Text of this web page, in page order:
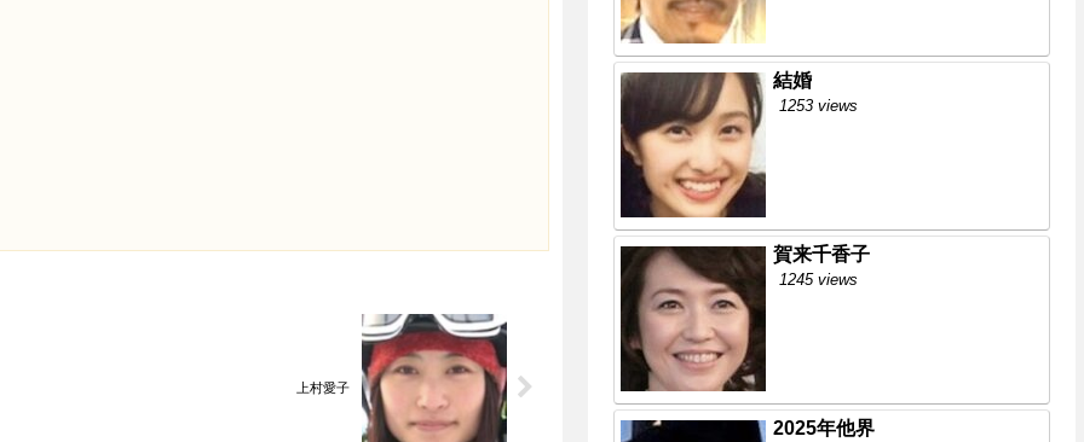
上村愛子
結婚
1253 views
賀来千香子
1245 views
2025年他界